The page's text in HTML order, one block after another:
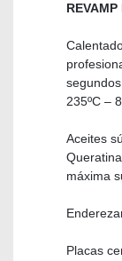
235ºC –
Aceites
máxima
Placas